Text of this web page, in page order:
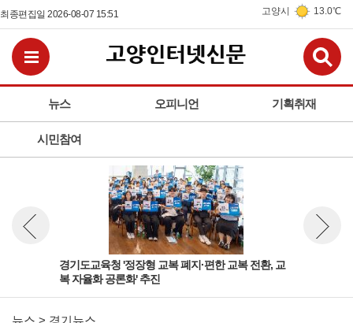
최종편집일 2026-08-07 15:51 고양시 13.0℃
뉴스 오피니언 기획취재
시민참여
전체메뉴보기
경기도교육청 '정장형 교복 폐지·편한 교복 전환, 교
복 자율화 공론화' 추진
뉴스 이전보기
뉴스 > 경기뉴스